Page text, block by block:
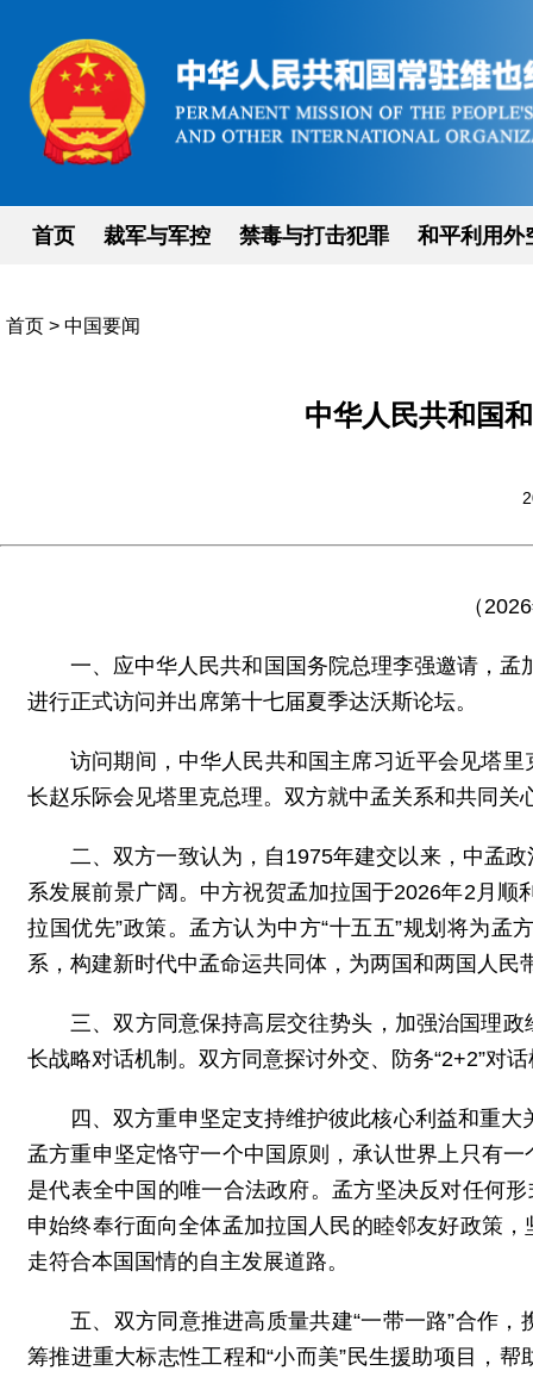
首页 裁军与军控 禁毒与打击犯罪 和平利用外
首页 > 中国要闻
中华人民共和国
（
一、应中华人民共和国国务院总理李强邀请，
进行正式访问并出席第十七届夏季达沃斯论坛。
访问期间，中华人民共和国主席习近平会见塔
长赵乐际会见塔里克总理。双方就中孟关系和共同
二、双方一致认为，自1975年建交以来，中孟
系发展前景广阔。中方祝贺孟加拉国于2026年2月
拉国优先”政策。孟方认为中方“十五五”规划将为
系，构建新时代中孟命运共同体，为两国和两国人民
三、双方同意保持高层交往势头，加强治国理
长战略对话机制。双方同意探讨外交、防务“2+2”对
四、双方重申坚定支持维护彼此核心利益和重
孟方重申坚定恪守一个中国原则，承认世界上只有
是代表全中国的唯一合法政府。孟方坚决反对任何
申始终奉行面向全体孟加拉国人民的睦邻友好政策
走符合本国国情的自主发展道路。
五、双方同意推进高质量共建“一带一路”合作
筹推进重大标志性工程和“小而美”民生援助项目，